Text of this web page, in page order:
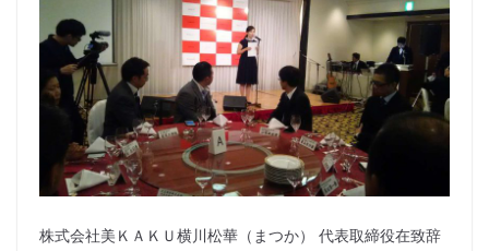
株式会社美ＫＡＫＵ横川松華（まつか） 代表取締役在致辞